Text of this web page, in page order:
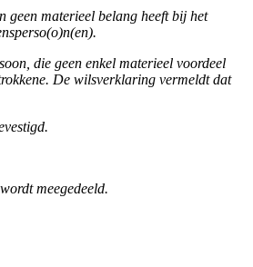
geen materieel belang heeft bij het
die geen enkel materieel voordeel
De wilsverklaring vermeldt dat
meegedeeld.